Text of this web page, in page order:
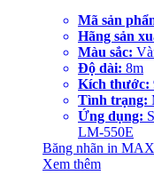
Mã sản
Hãng sản
Màu sắc:
Độ dài: 8m
Kích thước:
Tình trạng:
Ứng dụng:
LM-550E
Băng nhãn in
Xem thêm